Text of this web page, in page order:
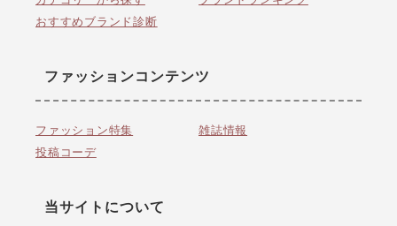
おすすめブランド診断
ファッションコンテンツ
ファッション特集
雑誌情報
投稿コーデ
当サイトについて